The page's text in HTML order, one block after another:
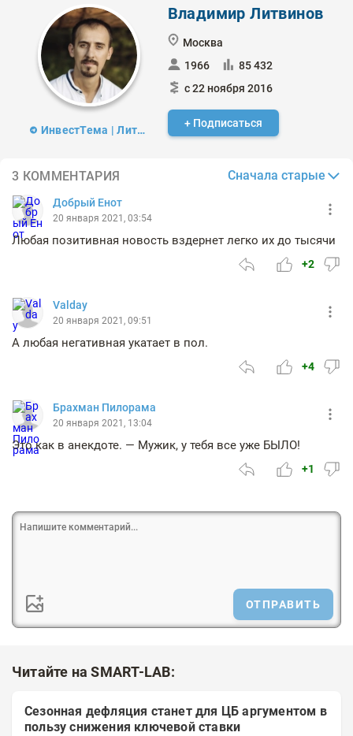
ИнвестТема | Литвинов Владимир
Владимир Литвинов
Москва
1966
85 432
с 22 ноября 2016
+ Подписаться
3 КОММЕНТАРИЯ Сначала старые
Добрый Енот
20 января 2021, 03:54
Любая позитивная новость вздернет легко их до тысячи
+2
Valday
20 января 2021, 09:51
А любая негативная укатает в пол.
+4
Брахман Пилорама
20 января 2021, 13:04
Это как в анекдоте. — Мужик, у тебя все уже БЫЛО!
+1
ОТПРАВИТЬ
Читайте на SMART-LAB:
Сезонная дефляция станет для ЦБ аргументом в
пользу снижения ключевой ставки